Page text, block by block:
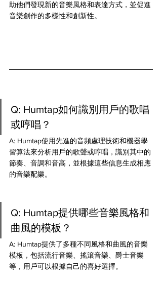
助他們發現新的音樂風格和表達方式，並促進
音樂創作的多樣性和創新性。
Q: Humtap如何識別用戶的歌唱
或哼唱？
A: Humtap使用先進的音頻處理技術和機器學
習算法來分析用戶的歌聲或哼唱，識別其中的
節奏、音調和音高，並根據這些信息生成相應
的音樂配樂。
Q: Humtap提供哪些音樂風格和
曲風的模板？
A: Humtap提供了多種不同風格和曲風的音樂
模板，包括流行音樂、搖滾音樂、爵士音樂
等，用戶可以根據自己的喜好選擇。